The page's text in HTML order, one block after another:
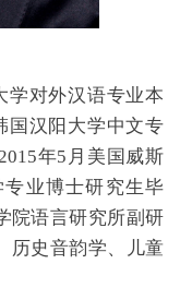
学对外汉语专业本
国汉阳大学中文专
年5月美国威斯
业博士研究生毕
院语言研究所副研
历史音韵学、儿童